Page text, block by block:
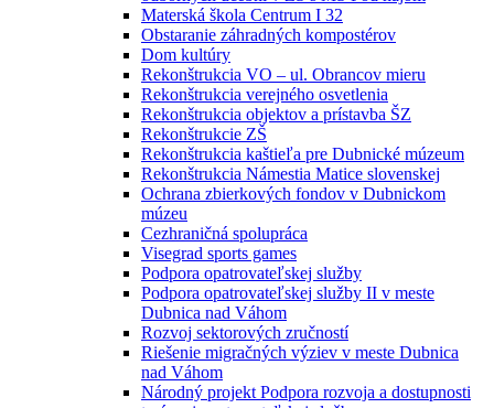
Materská škola Centrum I 32
Obstaranie záhradných kompostérov
Dom kultúry
Rekonštrukcia VO – ul. Obrancov mieru
Rekonštrukcia verejného osvetlenia
Rekonštrukcia objektov a prístavba ŠZ
Rekonštrukcie ZŠ
Rekonštrukcia kaštieľa pre Dubnické múzeum
Rekonštrukcia Námestia Matice slovenskej
Ochrana zbierkových fondov v Dubnickom
múzeu
Cezhraničná spolupráca
Visegrad sports games
Podpora opatrovateľskej služby
Podpora opatrovateľskej služby II v meste
Dubnica nad Váhom
Rozvoj sektorových zručností
Riešenie migračných výziev v meste Dubnica
nad Váhom
Národný projekt Podpora rozvoja a dostupnosti